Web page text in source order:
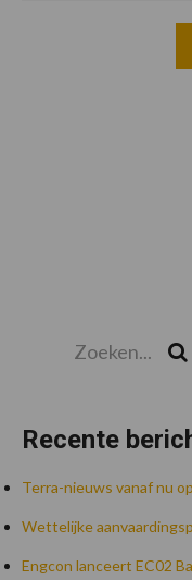
Recente
Terra-nieuws vanaf nu
Wettelijke
Engcon lanceert EC02